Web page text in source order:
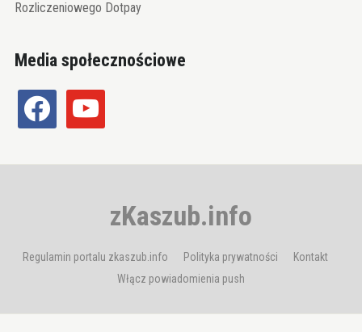
Rozliczeniowego Dotpay
Media społecznościowe
facebook youtube
zKaszub.info
Regulamin portalu zkaszub.info Polityka prywatności
Kontakt
Włącz powiadomienia push